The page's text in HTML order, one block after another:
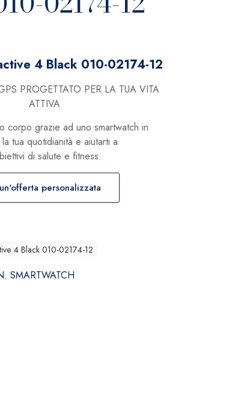
4 Black 010-02174-12
PROGETTATO PER LA TUA VITA
ATTIVA
corpo grazie ad uno smartwatch in
tua quotidianità e aiutarti a
di salute e fitness.
personalizzata
4 Black 010-02174-12
, SMARTWATCH